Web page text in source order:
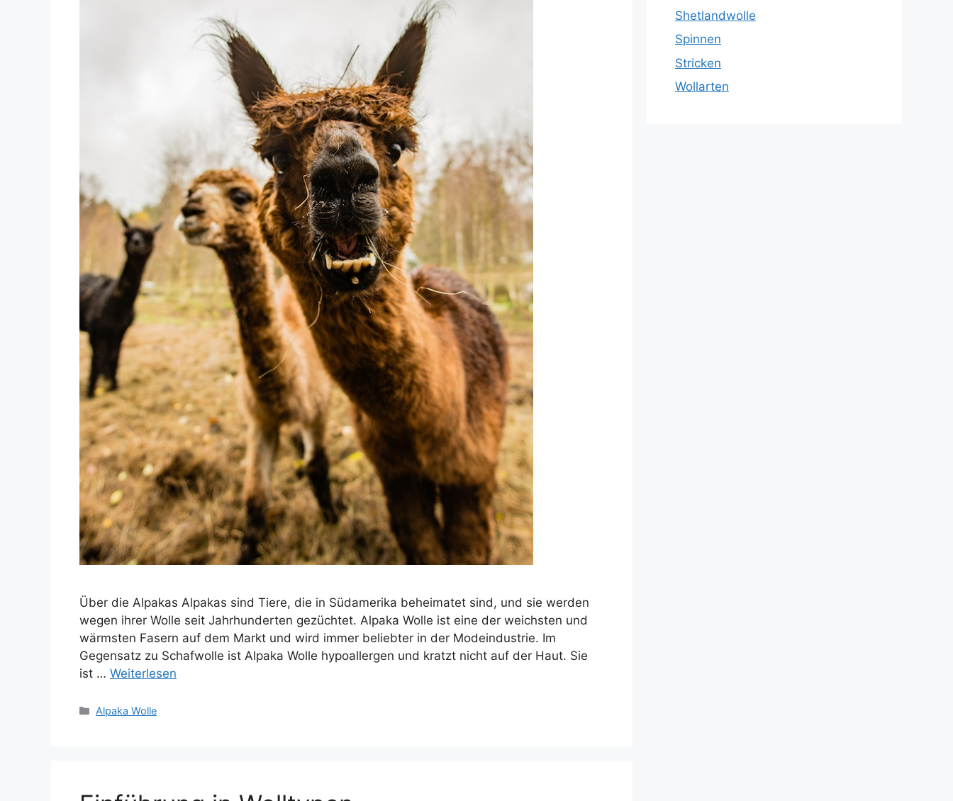
Über die Alpakas Alpakas sind Tiere, die in Südamerika beheimatet sind, und sie werden
wegen ihrer Wolle seit Jahrhunderten gezüchtet. Alpaka Wolle ist eine der weichsten und
wärmsten Fasern auf dem Markt und wird immer beliebter in der Modeindustrie. Im
Gegensatz zu Schafwolle ist Alpaka Wolle hypoallergen und kratzt nicht auf der Haut. Sie
ist … Weiterlesen
Kategorien
Alpaka Wolle
Shetlandwolle
Spinnen
Stricken
Wollarten